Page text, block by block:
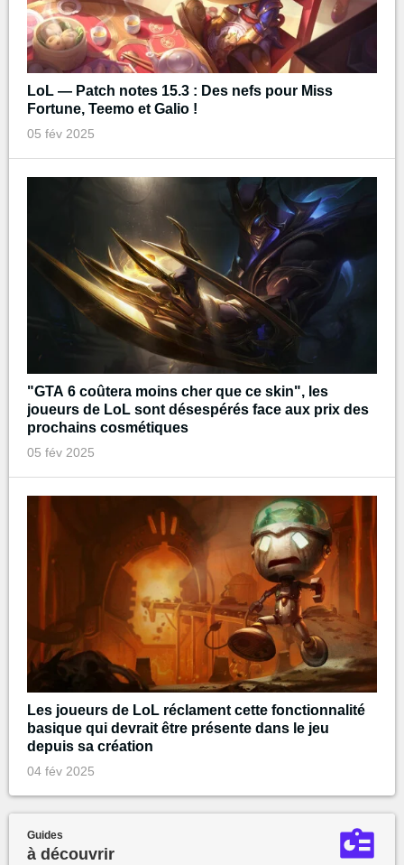
LoL — Patch notes 15.3 : Des nefs pour Miss
Fortune, Teemo et Galio !
05 fév 2025
"GTA 6 coûtera moins cher que ce skin", les
joueurs de LoL sont désespérés face aux prix des
prochains cosmétiques
05 fév 2025
Les joueurs de LoL réclament cette fonctionnalité
basique qui devrait être présente dans le jeu
depuis sa création
04 fév 2025
Guides
à découvrir